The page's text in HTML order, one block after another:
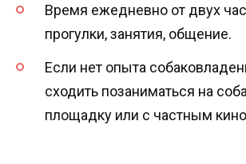
Время ежедневно от двух
прогулки, занятия, общение.
Если нет опыта
сходить позаниматься на
площадку или с частным